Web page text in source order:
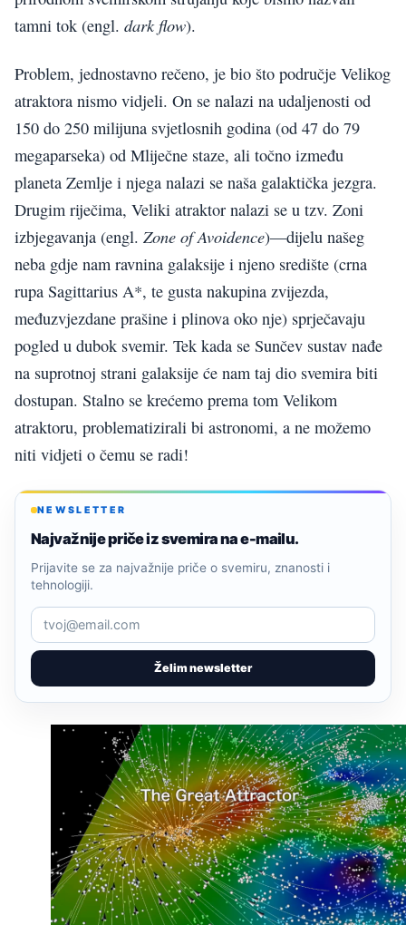
tamni tok (engl. dark flow).
Problem, jednostavno rečeno, je bio što područje Velikog
atraktora nismo vidjeli. On se nalazi na udaljenosti od
150 do 250 milijuna svjetlosnih godina (od 47 do 79
megaparseka) od Mliječne staze, ali točno između
planeta Zemlje i njega nalazi se naša galaktička jezgra.
Drugim riječima, Veliki atraktor nalazi se u tzv. Zoni
izbjegavanja (engl. Zone of Avoidence)—dijelu našeg
neba gdje nam ravnina galaksije i njeno središte (crna
rupa Sagittarius A*, te gusta nakupina zvijezda,
međuzvjezdane prašine i plinova oko nje) sprječavaju
pogled u dubok svemir. Tek kada se Sunčev sustav nađe
na suprotnoj strani galaksije će nam taj dio svemira biti
dostupan. Stalno se krećemo prema tom Velikom
atraktoru, problematizirali bi astronomi, a ne možemo
niti vidjeti o čemu se radi!
NEWSLETTER
Najvažnije priče iz svemira na e-mailu.
Želim newsletter
Prijavite se za najvažnije priče o svemiru, znanosti i
tehnologiji.